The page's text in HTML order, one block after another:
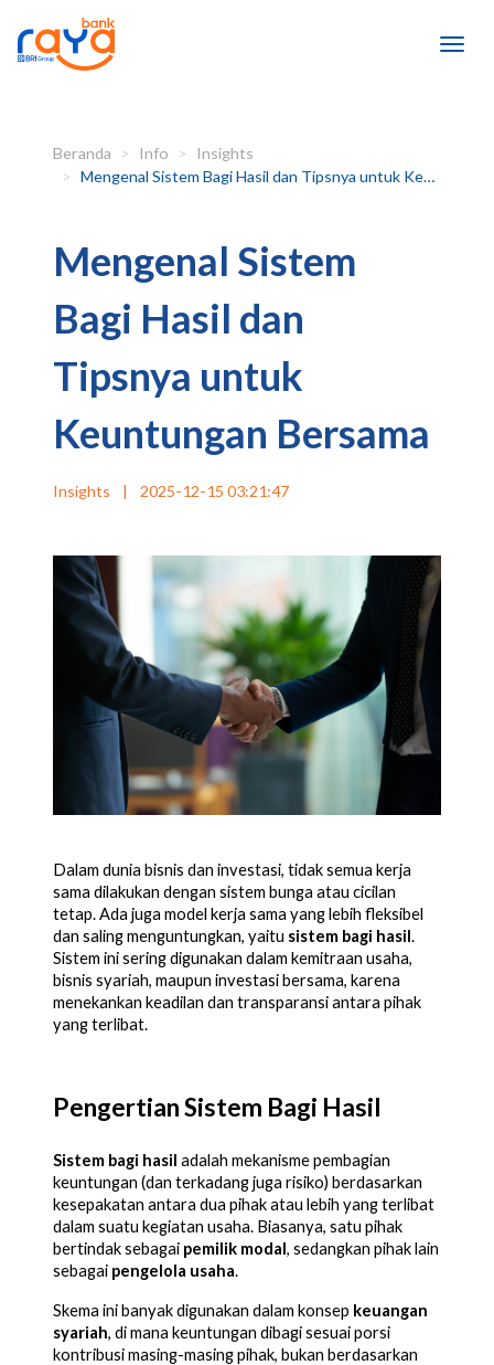
Beranda Info
Insights
Mengenal Sistem Bagi Hasil dan Tipsnya untuk Keuntungan Bersama
Mengenal Sistem
Bagi Hasil dan
Tipsnya untuk
Keuntungan Bersama
Insights | 2025-12-15 03:21:47
Dalam dunia bisnis dan investasi, tidak semua kerja
sama dilakukan dengan sistem bunga atau cicilan
tetap. Ada juga model kerja sama yang lebih fleksibel
dan saling menguntungkan, yaitu sistem bagi hasil.
Sistem ini sering digunakan dalam kemitraan usaha,
bisnis syariah, maupun investasi bersama, karena
menekankan keadilan dan transparansi antara pihak
yang terlibat.
Pengertian Sistem Bagi Hasil
Sistem bagi hasil adalah mekanisme pembagian
keuntungan (dan terkadang juga risiko) berdasarkan
kesepakatan antara dua pihak atau lebih yang terlibat
dalam suatu kegiatan usaha. Biasanya, satu pihak
bertindak sebagai pemilik modal, sedangkan pihak lain
sebagai pengelola usaha.
Skema ini banyak digunakan dalam konsep keuangan
syariah, di mana keuntungan dibagi sesuai porsi
kontribusi masing-masing pihak, bukan berdasarkan